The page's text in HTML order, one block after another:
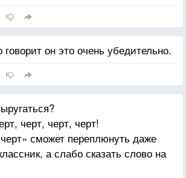
он это очень убедительно.
черт, черт, черт!
сможет переплюнуть даже
а слабо сказать слово на